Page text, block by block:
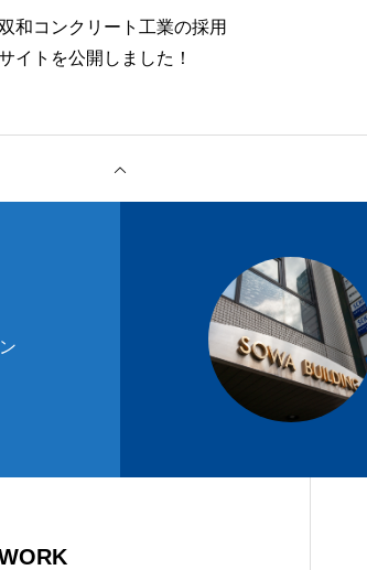
和コンクリート工業の採用
イトを公開しました！